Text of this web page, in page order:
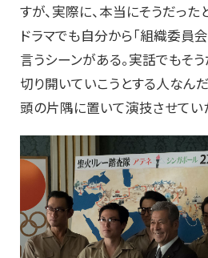
すが、実際に、本当にそうだった
ドラマでも自分から「組織委員
言うシーンがある。実話でもそう
切り開いていこうとする人なん
頭の片隅に置いて演技させてい